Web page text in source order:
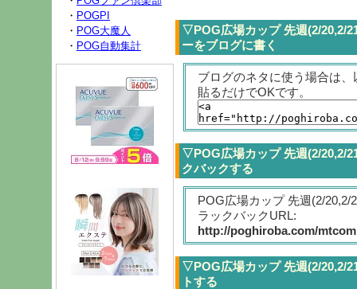
▽POG広場カップ 先週(2/20,2/
ーをブログに書く
ブログのネタに使う場合は
貼るだけでOKです。
▽POG広場カップ 先週(2/20,2/
クバックする
POG広場カップ 先週(2/
ラックバックURL:
http://poghiroba.com/
▽POG広場カップ 先週(2/20,2/
トする
・ POGPI
・ POG大魔人
・ POG自動集計